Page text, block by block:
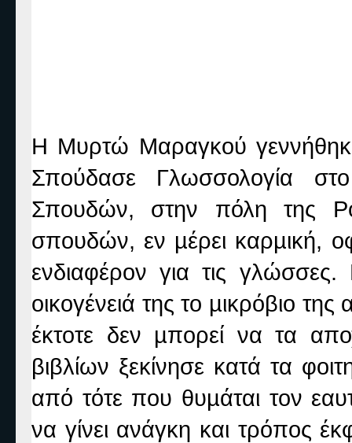
Η Μυρτώ Μαραγκού
Σπούδασε Γλωσσολογία
Σπουδών, στην πόλη της
σπουδών, εν µέρει καρµική,
ενδιαφέρον για τις
οικογένειά της το µικρόβιο της
έκτοτε δεν µπορεί να τα
βιβλίων ξεκίνησε κατά τα
από τότε που θυµάται τον
να γίνει ανάγκη και τρόπος